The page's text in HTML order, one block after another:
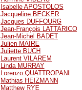
Isabelle APOSTOLOS
Jacqueline BECKER
Jacques DUFFOURG
Jean-François LATTARICO
Jean-Michel BADET
Julien MAIRE
Juliette BUCH
Laurent VILAREM
Linda MURRAY
Lorenzo QUATTROPANI
Mathias HEIZMANN
Matthew RYE